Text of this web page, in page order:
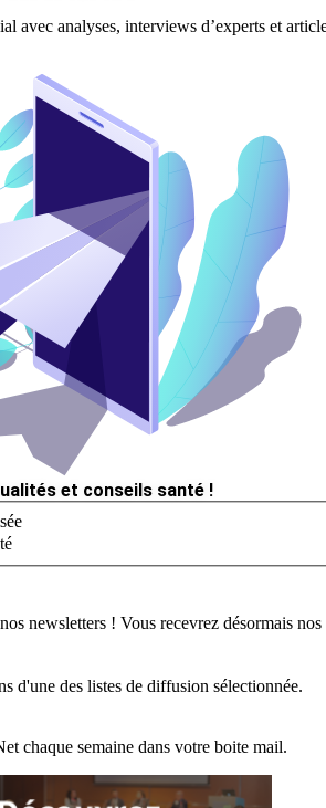
avec analyses, interviews d’experts et
et conseils santé !
newsletters ! Vous recevrez désormais nos
d'une des listes de diffusion sélectionnée.
chaque semaine dans votre boite mail.